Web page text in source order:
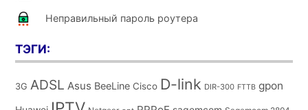
Неправильный пароль роутера
ТЭГИ:
3G ADSL Asus BeeLine Cisco D-link DIR-300 FTTB gpon